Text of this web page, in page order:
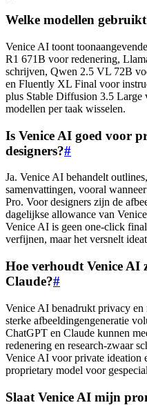
Welke modellen
Venice AI toont
R1 671B voor redenering,
schrijven, Qwen 2.5 VL 72B
en Fluently XL Final voor
plus Stable Diffusion 3.5 Large
modellen per taak wisselen.
Is Venice AI goed voor
designers?#
Ja. Venice AI behandelt
samenvattingen, vooral
Pro. Voor designers zijn de
dagelijkse allowance van
Venice AI is geen one-click
verfijnen, maar het versnelt
Hoe verhoudt Venice AI
Claude?#
Venice AI benadrukt privacy
sterke afbeeldingengeneratie
ChatGPT en Claude kunnen
redenering en research-zwaar
Venice AI voor private ideation
proprietary model voor
Slaat Venice AI mijn